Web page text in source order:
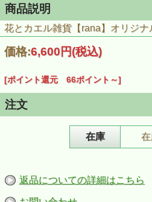
商品説明
花とカエル雑貨【rana】オリジ
価格:6,600円(税込)
[ポイント還元 66ポイント～]
注文
在庫
返品についての詳細はこちら